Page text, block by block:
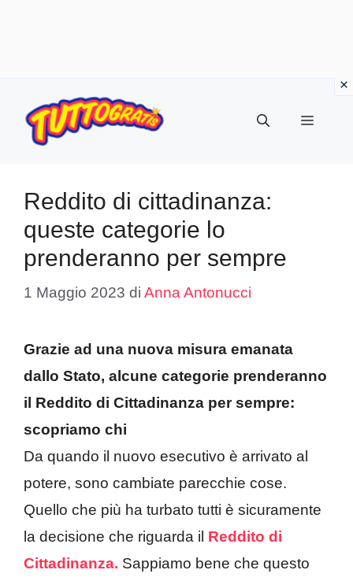
contenuto
Menu
Reddito di cittadinanza:
queste categorie lo
prenderanno per sempre
1 Maggio 2023 di Anna Antonucci
Grazie ad una nuova misura emanata
dallo Stato, alcune categorie prenderanno
il Reddito di Cittadinanza per sempre:
scopriamo chi
Da quando il nuovo esecutivo è arrivato al
potere, sono cambiate parecchie cose.
Quello che più ha turbato tutti è sicuramente
la decisione che riguarda il Reddito di
Cittadinanza. Sappiamo bene che questo